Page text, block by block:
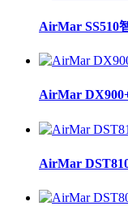
AirMar SS510
AirMar
AirMar